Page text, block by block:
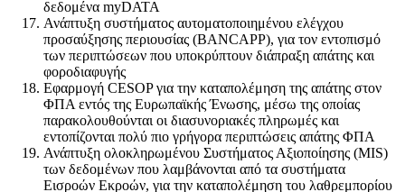
δεδομένα myDATA
Ανάπτυξη συστήματος αυτοματοποιημένου ελέγχου
προσαύξησης περιουσίας (BANCAPP), για τον εντοπισμό
των περιπτώσεων που υποκρύπτουν διάπραξη απάτης και
φοροδιαφυγής
Εφαρμογή CESOP για την καταπολέμηση της απάτης στον
ΦΠΑ εντός της Ευρωπαϊκής Ένωσης, μέσω της οποίας
παρακολουθούνται οι διασυνοριακές πληρωμές και
εντοπίζονται πολύ πιο γρήγορα περιπτώσεις απάτης ΦΠΑ
Ανάπτυξη ολοκληρωμένου Συστήματος Αξιοποίησης (MIS)
των δεδομένων που λαμβάνονται από τα συστήματα
Εισροών Εκροών, για την καταπολέμηση του λαθρεμπορίου